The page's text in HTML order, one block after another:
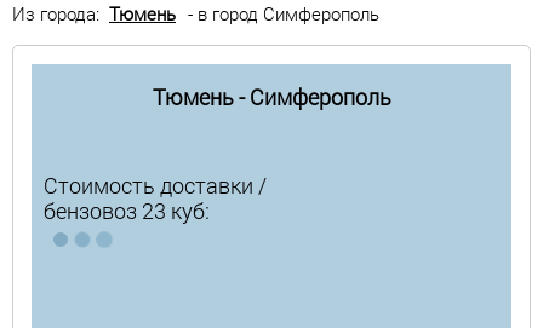
Из города: Тюмень - в город Симферополь
Тюмень - Симферополь
Стоимость доставки /
бензовоз 23 куб: